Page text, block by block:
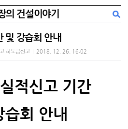
의 건설이야기
및 강습회 안내
하도급신고 2018. 12. 26. 16:02
적신고 기간
습회 안내